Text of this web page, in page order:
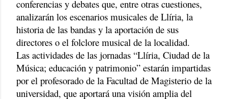
conferencias y debates que, entre otras cuestiones,
analizarán los escenarios musicales de Llíria, la
historia de las bandas y la aportación de sus
directores o el folclore musical de la localidad.
Las actividades de las jornadas “Llíria, Ciudad de la
Música; educación y patrimonio” estarán impartidas
por el profesorado de la Facultad de Magisterio de la
universidad, que aportará una visión amplia del